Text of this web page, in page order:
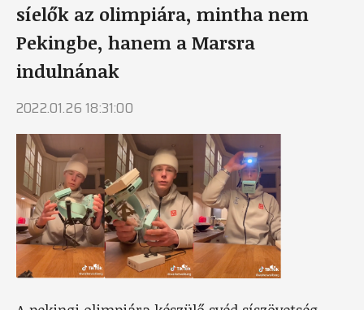
síelők az olimpiára, mintha nem
Pekingbe, hanem a Marsra
indulnának
2022.01.26 18:31:00